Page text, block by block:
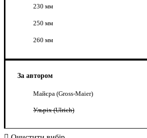
230 мм
250 мм
260 мм
За автором
Майєра (Gross-Maier)
Ульріх (Ulrich)